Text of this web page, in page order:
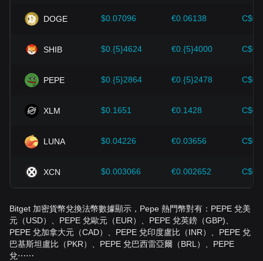
DOGE $0.07096 €0.06138
SHIB $0.{5}4624 €0.{5}4000
PEPE $0.{5}2864 €0.{5}2478
XLM $0.1651 €0.1428
LUNA $0.04226 €0.03656
XCN $0.003066 €0.002652
Bitget 加密貨幣兌換法幣數據顯示，Pepe 熱門幣對有：PEPE 兌美
元（USD）、PEPE 兌歐元（EUR）、PEPE 兌英鎊（GBP)、
PEPE 兌加拿大元（CAD）、PEPE 兌印度盧比（INR）、PEPE 兌
巴基斯坦盧比（PKR）、PEPE 兌巴西雷亞爾（BRL）、PEPE
兌⋯⋯